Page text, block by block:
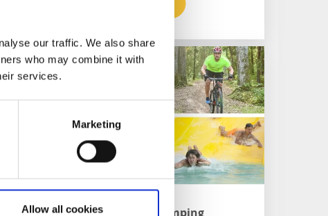
our traffic. We also share
who may combine it with
services.
Marketing
Allow all cookiesUrsand Resort & Camping